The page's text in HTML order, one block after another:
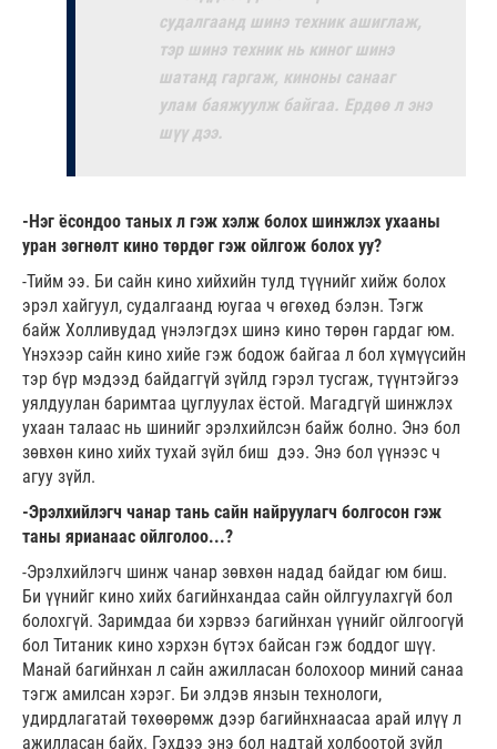
судалгаанд шинэ техник ашиглаж,
тэр шинэ техник нь киног шинэ
шатанд гаргаж, киноны санааг
улам баяжуулж байгаа. Ердөө л энэ
шүү дээ.
-Нэг ёсондоо таных л гэж хэлж болох шинжлэх ухааны
уран зөгнөлт кино төрдөг гэж ойлгож болох уу?
-Тийм ээ. Би сайн кино хийхийн тулд түүнийг хийж болох
эрэл хайгуул, судалгаанд юугаа ч өгөхөд бэлэн. Тэгж
байж Холливудад үнэлэгдэх шинэ кино төрөн гардаг юм.
Үнэхээр сайн кино хийе гэж бодож байгаа л бол хүмүүсийн
тэр бүр мэдээд байдаггүй зүйлд гэрэл тусгаж, түүнтэйгээ
уялдуулан баримтаа цуглуулах ёстой. Магадгүй шинжлэх
ухаан талаас нь шинийг эрэлхийлсэн байж болно. Энэ бол
зөвхөн кино хийх тухай зүйл биш дээ. Энэ бол үүнээс ч
агуу зүйл.
-Эрэлхийлэгч чанар тань сайн найруулагч болгосон гэж
таны ярианаас ойлголоо...?
-Эрэлхийлэгч шинж чанар зөвхөн надад байдаг юм биш.
Би үүнийг кино хийх багийнхандаа сайн ойлгуулахгүй бол
болохгүй. Заримдаа би хэрвээ багийнхан үүнийг ойлгоогүй
бол Титаник кино хэрхэн бүтэх байсан гэж боддог шүү.
Манай багийнхан л сайн ажилласан болохоор миний санаа
тэгж амилсан хэрэг. Би элдэв янзын технологи,
удирдлагатай төхөөрөмж дээр багийнхнаасаа арай илүү л
ажилласан байх. Гэхдээ энэ бол надтай холбоотой зүйл